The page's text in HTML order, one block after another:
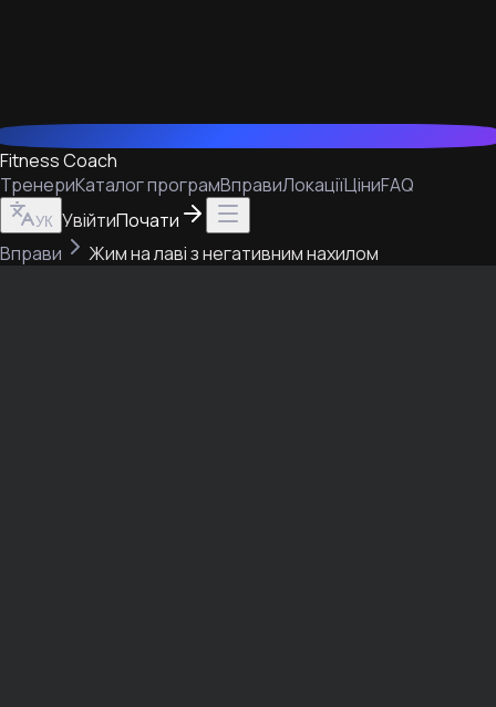
Fitness Coach
ТренериКаталог програмВправиЛокаціїЦіниFAQ
УК УвійтиПочати
Вправи
Жим на лаві з негативним нахилом